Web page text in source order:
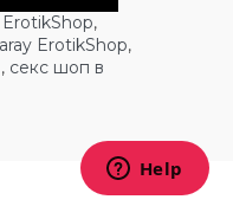
,
ErotikShop,
, секс шоп в